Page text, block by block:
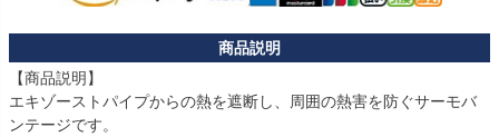
【商品説明】
エキゾーストパイプからの熱を遮断し、周囲の熱害を防ぐサーモバ
ンテージです。